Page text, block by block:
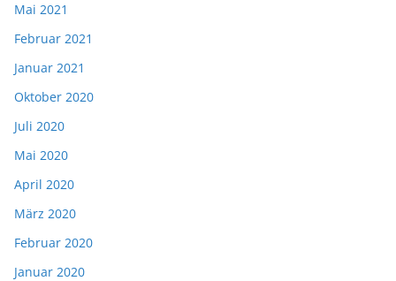
Mai 2021
Februar 2021
Januar 2021
Oktober 2020
Juli 2020
Mai 2020
April 2020
März 2020
Februar 2020
Januar 2020